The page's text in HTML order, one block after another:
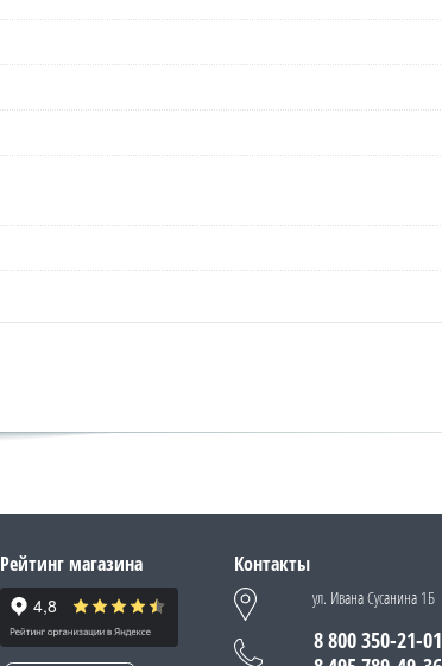
Рейтинг магазина Контакты
ул. Ивана Сусанина 1Б
8 800 350-21-01